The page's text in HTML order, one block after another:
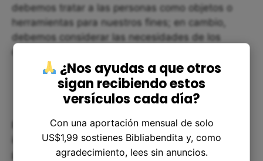
debemos tratar a las personas como objetos o
herramientas para nuestros fines; en cambio,
debemos considerar las necesidades de los
demás y buscar maneras de ayudarles.
Por último, el verso también nos muestra la
importancia de vivir en libertad. Dios no nos creó
para ser esclavos de alguien más. Debemos
¿Nos ayudas a que otros
sigan recibiendo estos
versículos cada día?
Con una aportación mensual de solo
US$1,99 sostienes Bibliabendita y, como
agradecimiento, lees sin anuncios.